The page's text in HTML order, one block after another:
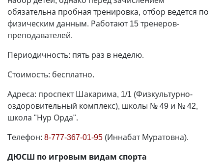
обязательна пробная тренировка, отбор ведется по
физическим данным. Работают 15 тренеров-
преподавателей.
Периодичность: пять раз в неделю.
Стоимость: бесплатно.
Адреса: проспект Шакарима, 1/1 (Физкультурно-
оздоровительный комплекс), школы № 49 и № 42,
школа "Нур Орда".
Телефон: 8-777-367-01-95 (Иннабат Муратовна).
ДЮСШ по игровым видам спорта